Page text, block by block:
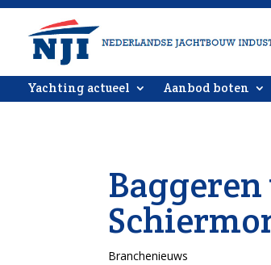
Yachting actueel Aanbod boten
Branchenieuws